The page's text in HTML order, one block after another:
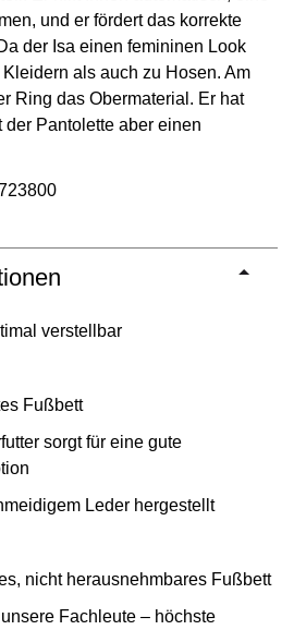
und er fördert das korrekte
der Isa einen femininen Look
als auch zu Hosen. Am
Ring das Obermaterial. Er hat
Pantolette aber einen
verstellbar
Fußbett
sorgt für eine gute
Leder hergestellt
nicht herausnehmbares Fußbett
Fachleute – höchste